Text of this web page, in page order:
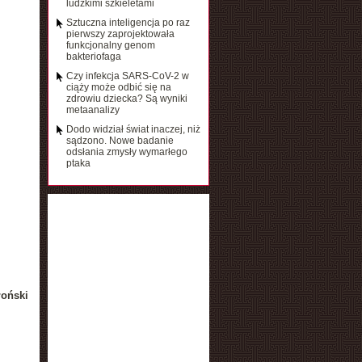
ludzkimi szkieletami
Sztuczna inteligencja po raz
pierwszy zaprojektowała
funkcjonalny genom
bakteriofaga
Czy infekcja SARS-CoV-2 w
ciąży może odbić się na
zdrowiu dziecka? Są wyniki
metaanalizy
Dodo widział świat inaczej, niż
sądzono. Nowe badanie
odsłania zmysły wymarłego
ptaka